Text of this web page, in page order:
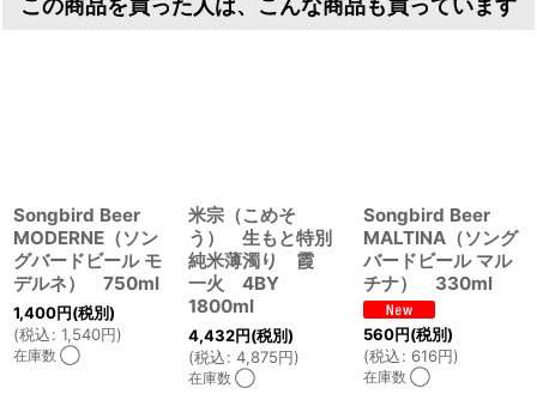
この商品を買った人は、こんな商品も買っています
Songbird Beer
MODERNE（ソン
グバードビール モ
デルネ） 750ml
1,400円(税別)
(税込: 1,540円)
在庫数 ◯
米宗（こめそ
う） 生もと特別
純米薄濁り 霞
一火 4BY
1800ml
4,432円(税別)
(税込: 4,875円)
在庫数 ◯
Songbird Beer
MALTINA（ソング
バードビール マル
チナ） 330ml
560円(税別)
(税込: 616円)
在庫数 ◯